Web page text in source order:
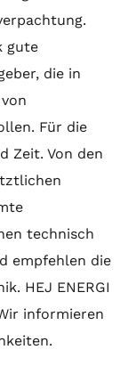
gute
die in
Für die
Zeit. Von den
technisch
empfehlen die
. HEJ ENERGI
informieren